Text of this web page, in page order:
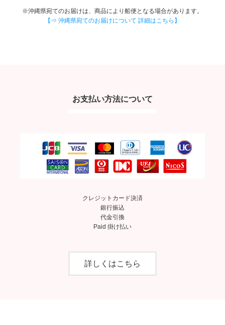
※沖縄県宛てのお届けは、商品により船便となる場合があります。
【⇒ 沖縄県宛てのお届けについて 詳細はこちら】
お支払い方法について
クレジットカード決済
銀行振込
代金引換
Paid 掛け払い
詳しくはこちら